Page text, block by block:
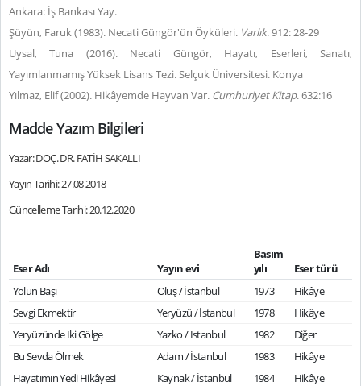
Ankara: İş Bankası Yay.
Şüyün, Faruk (1983). Necati Güngör'ün Öyküleri. Varlık. 912: 28-29
Uysal, Tuna (2016). Necati Güngör, Hayatı, Eserleri, Sanatı,
Yayımlanmamış Yüksek Lisans Tezi. Selçuk Üniversitesi. Konya
Yılmaz, Elif (2002). Hikâyemde Hayvan Var. Cumhuriyet Kitap. 632:16
Madde Yazım Bilgileri
Yazar: DOÇ. DR. FATİH SAKALLI
Yayın Tarihi: 27.08.2018
Güncelleme Tarihi: 20.12.2020
Eser Adı Yayın evi
Basım
yılı
Eser türü
Yolun Başı
Oluş / İstanbul 1973
Hikâye
Sevgi Ekmektir
Yeryüzü / İstanbul 1978
Hikâye
Yeryüzünde İki Gölge
Yazko / İstanbul 1982
Diğer
Bu Sevda Ölmek
Adam / İstanbul 1983
Hikâye
Hayatımın Yedi Hikâyesi
Kaynak / İstanbul 1984
Hikâye